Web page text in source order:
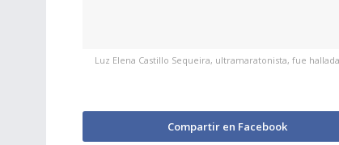
Luz Elena Castillo Sequeira, ultramaratonista, fue
Compartir en Facebook